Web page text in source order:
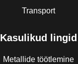
Transport
Kasulikud lingid
Metallide töötlemine